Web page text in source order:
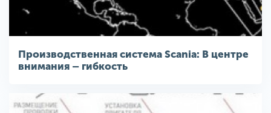
Производственная система Scania: В центре
внимания – гибкость